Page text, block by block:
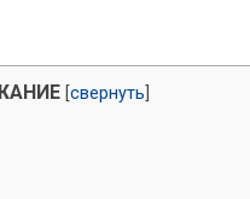
свернуть